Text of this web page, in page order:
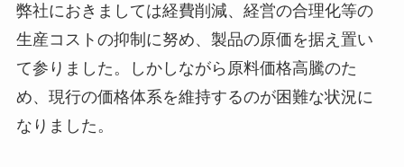
弊社におきましては経費削減、経営の合理化等の
生産コストの抑制に努め、製品の原価を据え置い
て参りました。しかしながら原料価格高騰のた
め、現行の価格体系を維持するのが困難な状況に
なりました。